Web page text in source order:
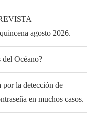
agosto 2026.
del Océano?
por la detección de
en muchos casos.